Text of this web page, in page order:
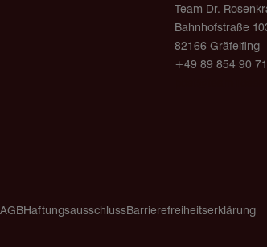
Team Dr.
Bahnhofstraße
82166 Gräfelfing
+49 89 854 90 71
AGBHaftungsausschlussBarrierefreiheitserklärung